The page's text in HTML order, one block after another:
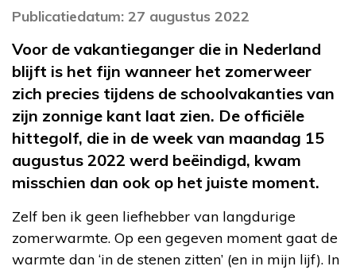
Publicatiedatum: 27 augustus 2022
Voor de vakantieganger die in Nederland
blijft is het fijn wanneer het zomerweer
zich precies tijdens de schoolvakanties van
zijn zonnige kant laat zien. De officiële
hittegolf, die in de week van maandag 15
augustus 2022 werd beëindigd, kwam
misschien dan ook op het juiste moment.
Zelf ben ik geen liefhebber van langdurige
zomerwarmte. Op een gegeven moment gaat de
warmte dan ‘in de stenen zitten’ (en in mijn lijf). In